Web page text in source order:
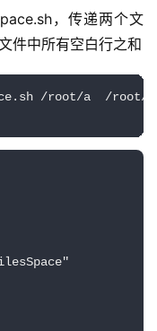
，传递两个文
件中所有空白行之和
/root/a  /root/b